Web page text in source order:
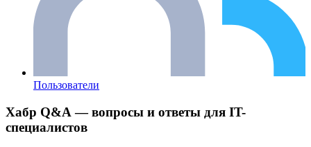
Пользователи
Хабр Q&A — вопросы и ответы для IT-
специалистов